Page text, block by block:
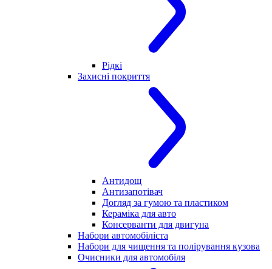
Рідкі
Захисні покриття
Антидощ
Антизапотівач
Догляд за гумою та пластиком
Кераміка для авто
Консерванти для двигуна
Набори автомобіліста
Набори для чищення та полірування кузова
Очисники для автомобіля